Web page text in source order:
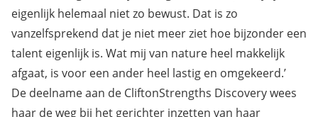
eigenlijk helemaal niet zo bewust. Dat is zo
vanzelfsprekend dat je niet meer ziet hoe bijzonder een
talent eigenlijk is. Wat mij van nature heel makkelijk
afgaat, is voor een ander heel lastig en omgekeerd.’
De deelname aan de CliftonStrengths Discovery wees
haar de weg bij het gerichter inzetten van haar